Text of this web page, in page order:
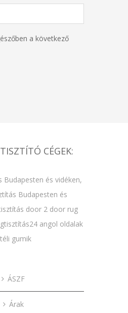
a következő
CÉGEK:
Budapesten és vidéken,
Budapesten és
door 2 door rug
angol oldalak
téli gumik
ÁSZF
Árak